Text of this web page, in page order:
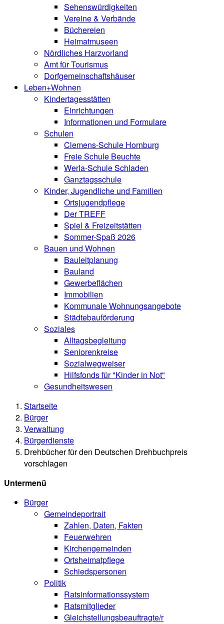
Sehenswürdigkeiten
Vereine & Verbände
Büchereien
Heimatmuseen
Nördliches Harzvorland
Amt für Tourismus
Dorfgemeinschaftshäuser
Leben+Wohnen
Kindertagesstätten
Einrichtungen
Informationen und Formulare
Schulen
Clemens-Schule Hornburg
Freie Schule Beuchte
Werla-Schule Schladen
Ganztagsschule
Kinder, Jugendliche und Familien
Ortsjugendpflege
Der TREFF
Spiel & Freizeitstätten
Sommer-Spaß 2026
Bauen und Wohnen
Bauleitplanung
Bauland
Gewerbeflächen
Immobilien
Kommunale Wohnungsangebote
Städtebauförderung
Soziales
Alltagsbegleitung
Seniorenkreise
Sozialwegweiser
Hilfsfonds für "Kinder in Not"
Gesundheitswesen
Startseite
Bürger
Verwaltung
Bürgerdienste
Drehbücher für den Deutschen Drehbuchpreis
vorschlagen
Untermenü
Bürger
Gemeindeportrait
Zahlen, Daten, Fakten
Feuerwehren
Kirchengemeinden
Ortsheimatpflege
Schiedspersonen
Politik
Ratsinformationssystem
Ratsmitglieder
Gleichstellungsbeauftragte/r